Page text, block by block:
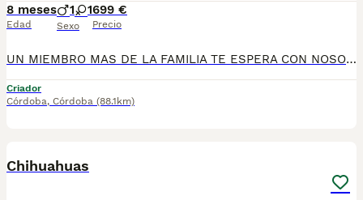
8 meses
Edad
1 1
Sexo
699 €
Precio
UN MIEMBRO MAS DE LA FAMILIA TE ESPERA CON NOSOTROS , chihuahuas preciosos, machos y hembras disponibles , se entregan con todo al dia respecto a documentación y condiciones sanitarias , tanto así que hacemos entregas totalmente personalizadas y sin un euro por adelantado , obtenerse personas no aptas para tener perros , solo personas responsables. hacemos entregas a toda ESPAÑA . mas info 670864332
Criador
Córdoba, Córdoba (88.1km)
Chihuahuas